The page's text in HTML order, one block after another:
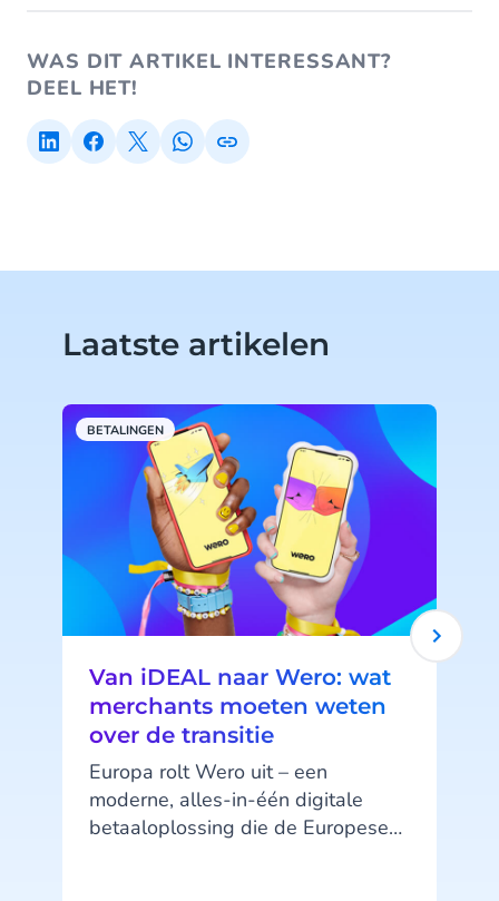
WAS DIT ARTIKEL INTERESSANT?
DEEL HET!
Laatste artikelen
BETALINGEN
Van iDEAL naar Wero: wat
merchants moeten weten
over de transitie
Europa rolt Wero uit – een
moderne, alles-in-één digitale
betaaloplossing die de Europese